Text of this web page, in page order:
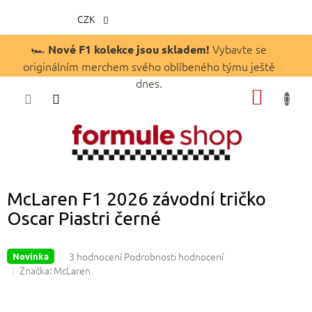
obsah
🏎️ Nové F1 kolekce jsou skladem! Vybavte se
originálním merchem svého oblíbeného týmu ještě
dnes.
CZK
McLaren F1 2026 závodní tričko
Oscar Piastri černé
Novinka
Průměrné
hodnocení
3 hodnoceníPodrobnosti hodnocení
Značka: McLaren